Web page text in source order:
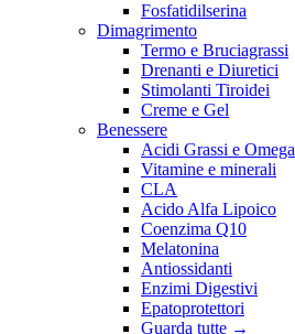
Fosfatidilserina
Dimagrimento
Termo e Bruciagrassi
Drenanti e Diuretici
Stimolanti Tiroidei
Creme e Gel
Benessere
Acidi Grassi e Omega
Vitamine e minerali
CLA
Acido Alfa Lipoico
Coenzima Q10
Melatonina
Antiossidanti
Enzimi Digestivi
Epatoprotettori
Guarda tutte →